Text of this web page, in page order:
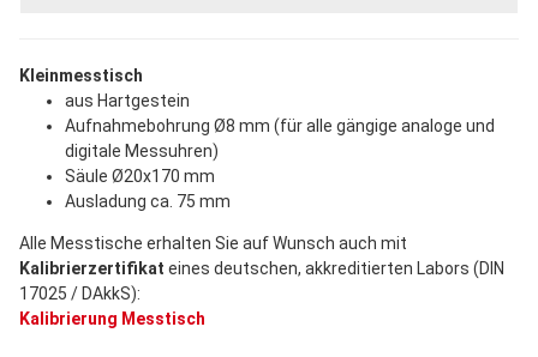
Kleinmesstisch
aus Hartgestein
Aufnahmebohrung Ø8 mm (für alle gängige analoge und
digitale Messuhren)
Säule Ø20x170 mm
Ausladung ca. 75 mm
Alle Messtische erhalten Sie auf Wunsch auch mit
Kalibrierzertifikat eines deutschen, akkreditierten Labors (DIN
17025 / DAkkS):
Kalibrierung Messtisch